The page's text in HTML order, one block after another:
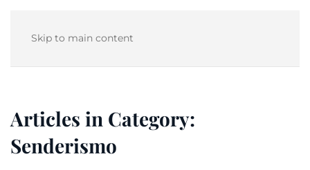
Skip to main content
Articles in Category:
Senderismo